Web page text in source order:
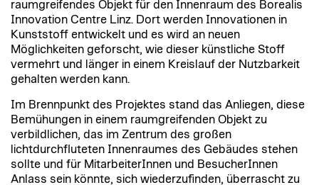
raumgreifendes Objekt für den Innenraum des Borealis
Innovation Centre Linz. Dort werden Innovationen in
Kunststoff entwickelt und es wird an neuen
Möglichkeiten geforscht, wie dieser künstliche Stoff
vermehrt und länger in einem Kreislauf der Nutzbarkeit
gehalten werden kann.
Im Brennpunkt des Projektes stand das Anliegen, diese
Bemühungen in einem raumgreifenden Objekt zu
verbildlichen, das im Zentrum des großen
lichtdurchfluteten Innenraumes des Gebäudes stehen
sollte und für MitarbeiterInnen und BesucherInnen
Anlass sein könnte, sich wiederzufinden, überrascht zu